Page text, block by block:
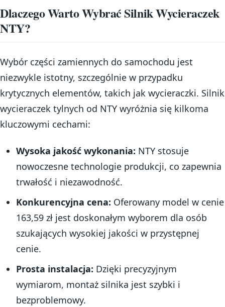
Dlaczego Warto Wybrać Silnik Wycieraczek
NTY?
Wybór części zamiennych do samochodu jest
niezwykle istotny, szczególnie w przypadku
krytycznych elementów, takich jak wycieraczki. Silnik
wycieraczek tylnych od NTY wyróżnia się kilkoma
kluczowymi cechami:
Wysoka jakość wykonania: NTY stosuje
nowoczesne technologie produkcji, co zapewnia
trwałość i niezawodność.
Konkurencyjna cena: Oferowany model w cenie
163,59 zł jest doskonałym wyborem dla osób
szukających wysokiej jakości w przystępnej
cenie.
Prosta instalacja: Dzięki precyzyjnym
wymiarom, montaż silnika jest szybki i
bezproblemowy.